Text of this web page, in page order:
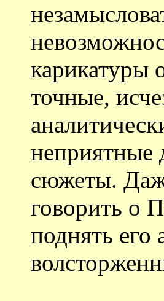
карикатуры
точные,
неприятные
сюжеты.
говорить о
поднять его